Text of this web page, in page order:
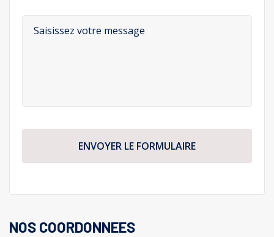
ENVOYER LE FORMULAIRE
NOS COORDONNEES